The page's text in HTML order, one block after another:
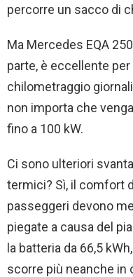
percorre un sacco di
Ma Mercedes EQA
parte, è eccellente
chilometraggio
non importa che
fino a 100 kW.
Ci sono ulteriori
termici? Sì, il comfort
passeggeri devono
piegate a causa del
la batteria da 66,5
scorre più neanche in